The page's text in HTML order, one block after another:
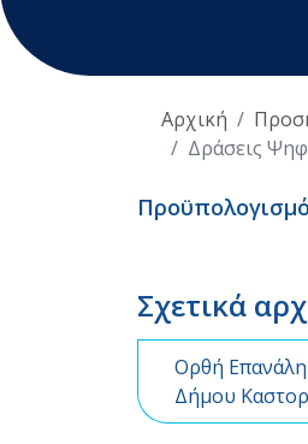
Αρχική
Δράσεις
Σχετικά
Ορθή
Δήμου